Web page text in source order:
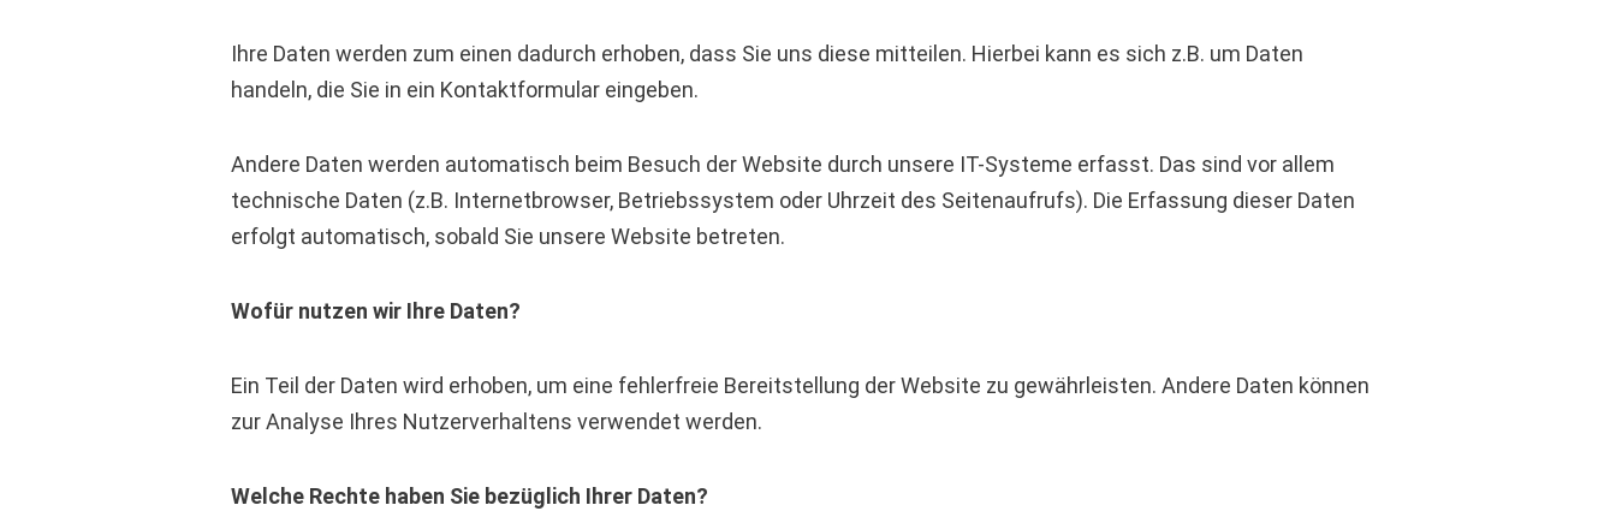
Ihre Daten werden zum einen dadurch erhoben, dass Sie uns diese mitteilen. Hierbei kann es sich z.B. um Daten
handeln, die Sie in ein Kontaktformular eingeben.
Andere Daten werden automatisch beim Besuch der Website durch unsere IT-Systeme erfasst. Das sind vor allem
technische Daten (z.B. Internetbrowser, Betriebssystem oder Uhrzeit des Seitenaufrufs). Die Erfassung dieser Daten
erfolgt automatisch, sobald Sie unsere Website betreten.
Wofür nutzen wir Ihre Daten?
Ein Teil der Daten wird erhoben, um eine fehlerfreie Bereitstellung der Website zu gewährleisten. Andere Daten können
zur Analyse Ihres Nutzerverhaltens verwendet werden.
Welche Rechte haben Sie bezüglich Ihrer Daten?